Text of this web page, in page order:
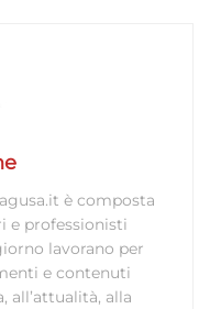
è composta
e professionisti
lavorano per
e contenuti
all’attualità, alla